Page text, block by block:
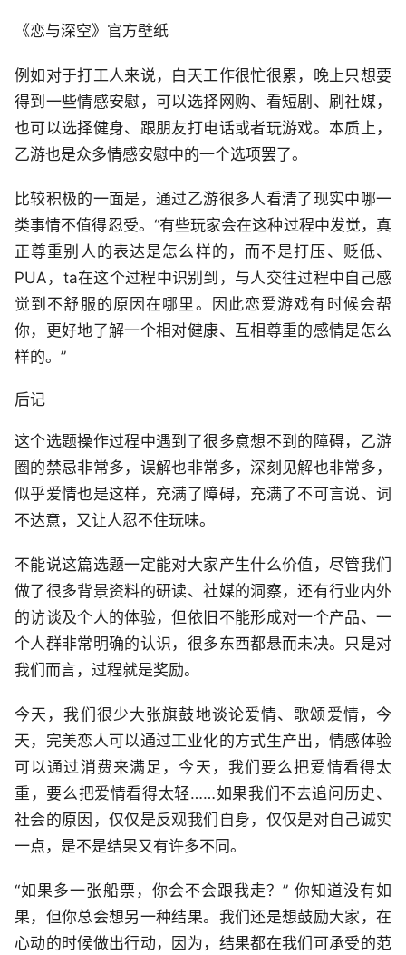
《恋与深空》官方壁纸
例如对于打工人来说，白天工作很忙很累，晚上只想要
得到一些情感安慰，可以选择网购、看短剧、刷社媒，
也可以选择健身、跟朋友打电话或者玩游戏。本质上，
乙游也是众多情感安慰中的一个选项罢了。
比较积极的一面是，通过乙游很多人看清了现实中哪一
类事情不值得忍受。“有些玩家会在这种过程中发觉，真
正尊重别人的表达是怎么样的，而不是打压、贬低、
PUA，ta在这个过程中识别到，与人交往过程中自己感
觉到不舒服的原因在哪里。因此恋爱游戏有时候会帮
你，更好地了解一个相对健康、互相尊重的感情是怎么
样的。”
后记
这个选题操作过程中遇到了很多意想不到的障碍，乙游
圈的禁忌非常多，误解也非常多，深刻见解也非常多，
似乎爱情也是这样，充满了障碍，充满了不可言说、词
不达意，又让人忍不住玩味。
不能说这篇选题一定能对大家产生什么价值，尽管我们
做了很多背景资料的研读、社媒的洞察，还有行业内外
的访谈及个人的体验，但依旧不能形成对一个产品、一
个人群非常明确的认识，很多东西都悬而未决。只是对
我们而言，过程就是奖励。
今天，我们很少大张旗鼓地谈论爱情、歌颂爱情，今
天，完美恋人可以通过工业化的方式生产出，情感体验
可以通过消费来满足，今天，我们要么把爱情看得太
重，要么把爱情看得太轻……如果我们不去追问历史、
社会的原因，仅仅是反观我们自身，仅仅是对自己诚实
一点，是不是结果又有许多不同。
“如果多一张船票，你会不会跟我走？” 你知道没有如
果，但你总会想另一种结果。我们还是想鼓励大家，在
心动的时候做出行动，因为，结果都在我们可承受的范